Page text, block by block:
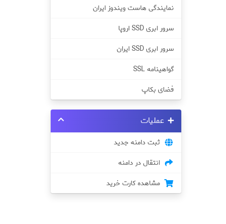
نمایندگی هاست ویندوز ایران
سرور ابری SSD اروپا
سرور ابری SSD ایران
گواهینامه SSL
فضای بکاپ
عملیات
ثبت دامنه جدید
انتقال در دامنه
مشاهده کارت خرید